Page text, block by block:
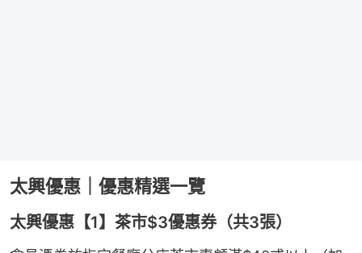
太興優惠｜優惠精選一覽
太興優惠【1】茶市$3優惠券（共3張）